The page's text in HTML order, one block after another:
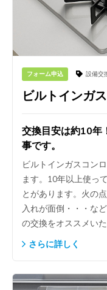
フォーム申込 設備交
ビルトインガ
交換目安は約10年
事です。
ビルトインガスコン
ます。10年以上使っ
とがあります。火の
入れが面倒・・・な
の交換をオススメいた
さらに詳しく